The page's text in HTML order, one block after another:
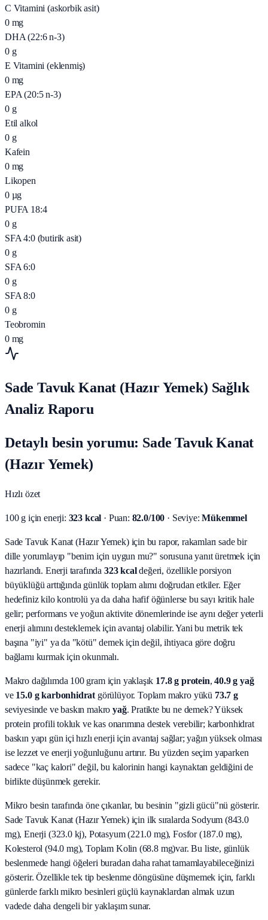
C Vitamini (askorbik asit)
0 mg
DHA (22:6 n-3)
0 g
E Vitamini (eklenmiş)
0 mg
EPA (20:5 n-3)
0 g
Etil alkol
0 g
Kafein
0 mg
Likopen
0 µg
PUFA 18:4
0 g
SFA 4:0 (butirik asit)
0 g
SFA 6:0
0 g
SFA 8:0
0 g
Teobromin
0 mg
Sade Tavuk Kanat (Hazır Yemek) Sağlık
Analiz Raporu
Detaylı besin yorumu: Sade Tavuk Kanat
(Hazır Yemek)
Hızlı özet
100 g için enerji: 323 kcal · Puan: 82.0/100 · Seviye: Mükemmel
Sade Tavuk Kanat (Hazır Yemek) için bu rapor, rakamları sade bir
dille yorumlayıp "benim için uygun mu?" sorusuna yanıt üretmek için
hazırlandı. Enerji tarafında 323 kcaldeğeri, özellikle porsiyon
büyüklüğü arttığında günlük toplam alımı doğrudan etkiler. Eğer
hedefiniz kilo kontrolü ya da daha hafif öğünlerse bu sayı kritik hale
gelir; performans ve yoğun aktivite dönemlerinde ise aynı değer yeterli
enerji alımını desteklemek için avantaj olabilir. Yani bu metrik tek
başına "iyi" ya da "kötü" demek için değil, ihtiyaca göre doğru
bağlamı kurmak için okunmalı.
Makro dağılımda 100 gram için yaklaşık 17.8g protein, 40.9g yağ
ve 15.0g karbonhidrat görülüyor. Toplam makro yükü 73.7 g
seviyesinde ve baskın makro yağ. Pratikte bu ne demek? Yüksek
protein profili tokluk ve kas onarımına destek verebilir; karbonhidrat
baskın yapı gün içi hızlı enerji için avantaj sağlar; yağın yüksek olması
ise lezzet ve enerji yoğunluğunu artırır. Bu yüzden seçim yaparken
sadece "kaç kalori" değil, bu kalorinin hangi kaynaktan geldiğini de
birlikte düşünmek gerekir.
Mikro besin tarafında öne çıkanlar, bu besinin "gizli gücü"nü gösterir.
Sade Tavuk Kanat (Hazır Yemek)için ilk sıralarda Sodyum (843.0
mg), Enerji (323.0 kj), Potasyum (221.0 mg), Fosfor (187.0 mg),
Kolesterol (94.0 mg), Toplam Kolin (68.8 mg)var. Bu liste, günlük
beslenmede hangi öğeleri buradan daha rahat tamamlayabileceğinizi
gösterir. Özellikle tek tip beslenme döngüsüne düşmemek için, farklı
günlerde farklı mikro besinleri güçlü kaynaklardan almak uzun
vadede daha dengeli bir yaklaşım sunar.